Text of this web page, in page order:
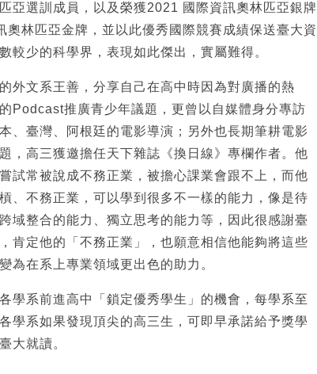
亞選訓成員，以及榮獲2021 國際資訊奧林匹亞銀牌
奧林匹亞金牌，並以此優秀國際競賽成績保送臺大資
較少的科學界，表現如此傑出，實屬難得。
外文系王善，分享自己在高中時因為對廣播的熱
Podcast推廣青少年議題，更曾以自媒體身分專訪
、臺灣、阿根廷的電影導演；另外也長期筆耕電影
，高三獲邀擔任天下雜誌《換日線》專欄作者。他
試常被說成不務正業，被擔心課業會跟不上，而他
、不務正業，可以學到很多不一樣的能力，像是待
域整合的能力、獨立思考的能力等，因此很感謝臺
肯定他的「不務正業」，也願意相信他能夠將這些
為在系上專業領域更出色的助力。
學系前進高中「鎖定優秀學生」的機會，每學系至
學系如果發現頂尖的高三生，可即早承諾給予獎學
大就讀。